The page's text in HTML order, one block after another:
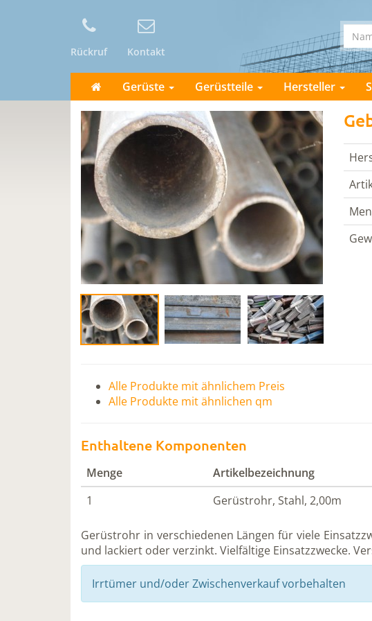
Rückruf Kontakt
Gerüste Gerüstteile Hersteller
Alle Produkte mit ähnlichem Preis
Alle Produkte mit ähnlichen qm
Enthaltene Komponenten
Menge
Artikelbezeichnung
1
Gerüstrohr, Stahl, 2,00m
Gerüstrohr in verschiedenen Längen für viele
und lackiert oder verzinkt. Vielfältige Einsatzzwecke.
Irrtümer und/oder Zwischenverkauf vorbehalten